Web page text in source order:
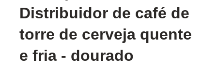
Distribuidor de café de
torre de cerveja quente
e fria - dourado